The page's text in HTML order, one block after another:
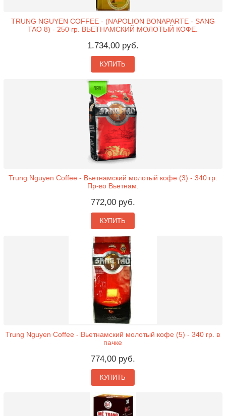
TRUNG NGUYEN COFFEE - (NAPOLION BONAPARTE - SANG
TAO 8) - 250 гр. ВЬЕТНАМСКИЙ МОЛОТЫЙ КОФЕ.
1.734,00 руб.
КУПИТЬ
Trung Nguyen Coffee - Вьетнамский молотый кофе (3) - 340 гр.
Пр-во Вьетнам.
772,00 руб.
КУПИТЬ
Trung Nguyen Coffee - Вьетнамский молотый кофе (5) - 340 гр. в
пачке
774,00 руб.
КУПИТЬ